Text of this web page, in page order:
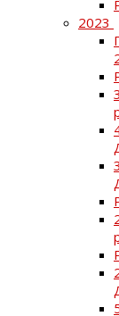
2023